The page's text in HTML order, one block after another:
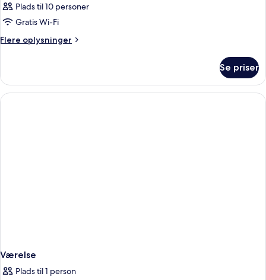
Plads til 10 personer
Gratis Wi-Fi
Flere oplysninger
Flere
Se priser
Værelse
Plads til 1 person